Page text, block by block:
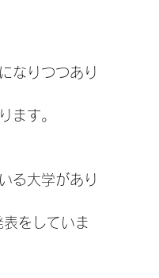
なりつつあり
ます。
る大学があり
をしていま